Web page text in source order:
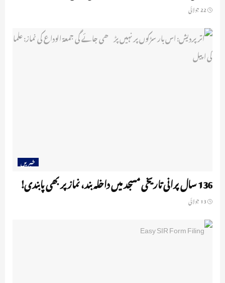
خبریں
136 سال پرانی تاریخی مسجد میں داخلہ بند، نماز پر بھی پابندی!